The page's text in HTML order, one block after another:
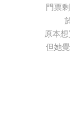
門票
原本
但她